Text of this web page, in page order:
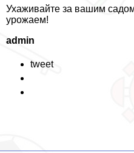
Ухаживайте за вашим
урожаем!
admin
tweet